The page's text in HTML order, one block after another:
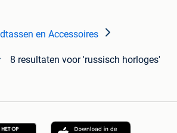
en Accessoires
8 resultaten voor 'russisch horloges'